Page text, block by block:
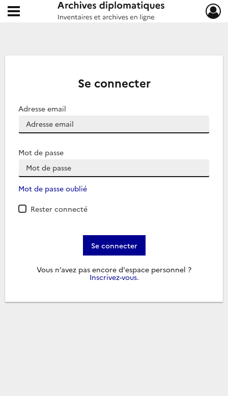
Archives diplomatiques
Ouvrir le menu déroulant
Se connecter
Adresse email
Mot de passe
Mot de passe oublié
Rester connecté
Se connecter
Vous n’avez pas encore d'espace personnel ?
Inscrivez-vous.